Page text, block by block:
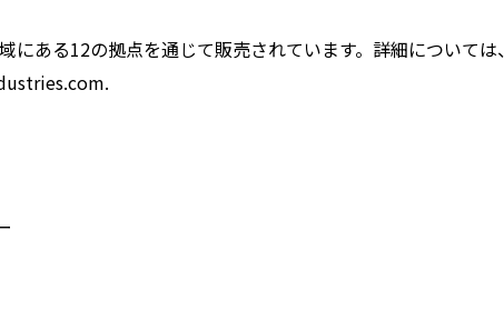
ある12の拠点を通じて販売されています。詳細については